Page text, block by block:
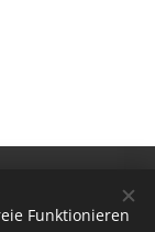
Förb
Funktionieren